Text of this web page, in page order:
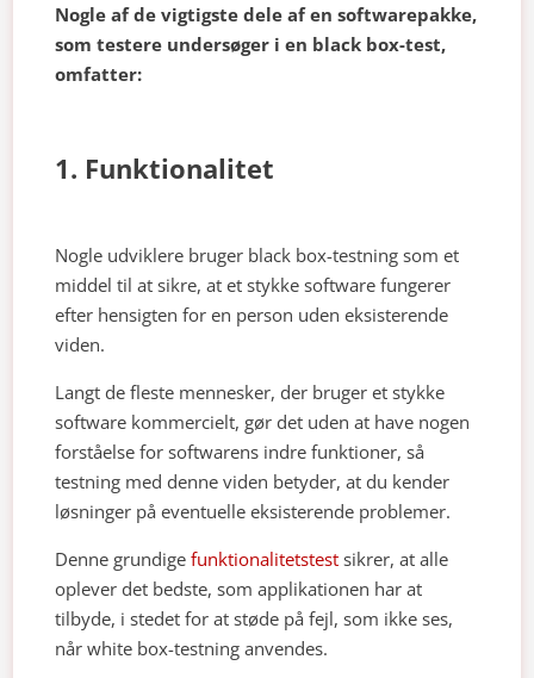
Nogle af de vigtigste dele af en softwarepakke,
som testere undersøger i en black box-test,
omfatter:
1. Funktionalitet
Nogle udviklere bruger black box-testning som et
middel til at sikre, at et stykke software fungerer
efter hensigten for en person uden eksisterende
viden.
Langt de fleste mennesker, der bruger et stykke
software kommercielt, gør det uden at have nogen
forståelse for softwarens indre funktioner, så
testning med denne viden betyder, at du kender
løsninger på eventuelle eksisterende problemer.
Denne grundigefunktionalitetstest sikrer, at alle
oplever det bedste, som applikationen har at
tilbyde, i stedet for at støde på fejl, som ikke ses,
når white box-testning anvendes.